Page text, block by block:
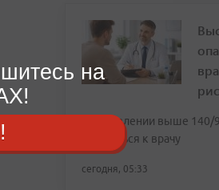
При давлении выше 140/
обратиться к врачу
сегодня, 05:33
на